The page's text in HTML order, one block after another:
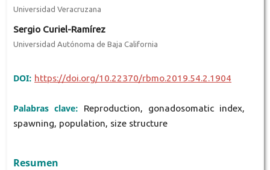
Universidad Veracruzana
Sergio Curiel-Ramírez
Universidad Autónoma de Baja California
DOI: https://doi.org/10.22370/rbmo.2019.54.2.1904
Palabras clave:
Reproduction, gonadosomatic index,
spawning, population, size structure
Resumen